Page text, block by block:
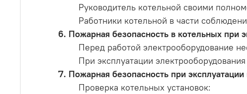
Руководитель котельной своими
Работники котельной в части
Пожарная безопасность в котельных при
Перед работой электрооборудование
При эксплуатации
Пожарная безопасность при
Проверка котельных установок: